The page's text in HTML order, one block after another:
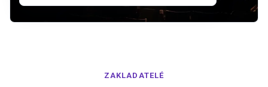
ZAKLADATELÉ